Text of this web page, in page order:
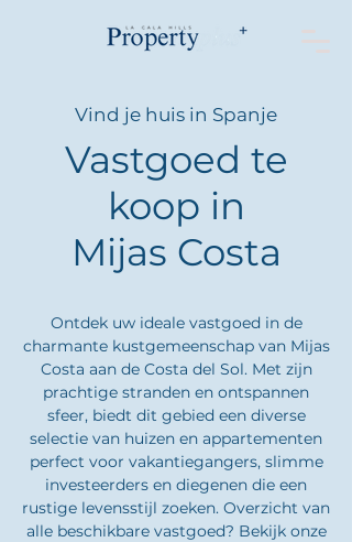
Vind je huis in Spanje
Vastgoed te
koop in
Mijas Costa
Ontdek uw ideale vastgoed in de
charmante kustgemeenschap van Mijas
Costa aan de Costa del Sol. Met zijn
prachtige stranden en ontspannen
sfeer, biedt dit gebied een diverse
selectie van huizen en appartementen
perfect voor vakantiegangers, slimme
investeerders en diegenen die een
rustige levensstijl zoeken. Overzicht van
alle beschikbare vastgoed? Bekijk onze